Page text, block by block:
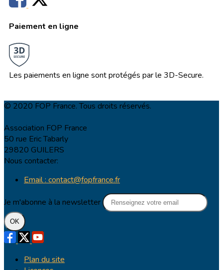
Paiement en ligne
Les paiements en ligne sont protégés par le 3D-Secure.
© 2020 FOP France. Tous droits réservés.
Association FOP France
50 rue Eric Tabarly
29820 GUILERS
Nous contacter:
Email : contact@fopfrance.fr
Je m'abonne à la newsletter
OK
Plan du site